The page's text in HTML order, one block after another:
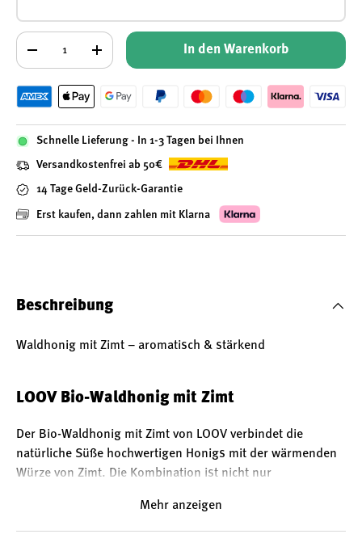
Anzahl
+ In den Warenkorb
Schnelle Lieferung - In 1-3 Tagen bei Ihnen
Versandkostenfrei ab 50€
14 Tage Geld-Zurück-Garantie
Erst kaufen, dann zahlen mit Klarna
Beschreibung
Waldhonig mit Zimt – aromatisch & stärkend
LOOV Bio-Waldhonig mit Zimt
Der Bio-Waldhonig mit Zimt von LOOV verbindet die
natürliche Süße hochwertigen Honigs mit der wärmenden
Würze von Zimt. Die Kombination ist nicht nur
Hausmittel zur Unterstützung des Energiehaushalts.
Mehr anzeigen